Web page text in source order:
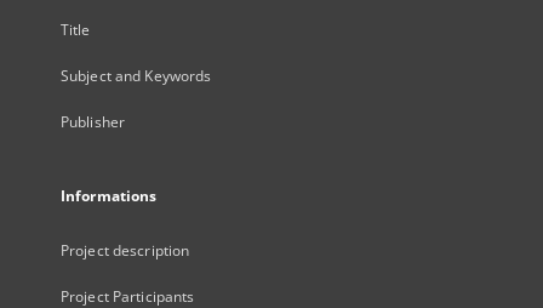
Title
Subject and Keywords
Publisher
Informations
Project description
Project Participants